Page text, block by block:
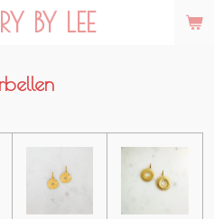
BY LEE